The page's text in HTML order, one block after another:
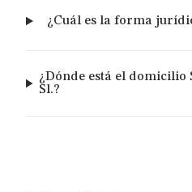
¿Cuál es la forma
¿Dónde está el domicilio
Sl.?